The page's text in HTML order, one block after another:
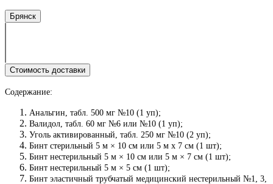
Брянск
Стоимость доставки
Содержание:
Анальгин, табл. 500 мг №10 (1 уп);
Валидол, табл. 60 мг №6 или №10 (1 уп);
Уголь активированный, табл. 250 мг №10 (2 уп);
Бинт стерильный 5 м × 10 см или 5 м x 7 см (1 шт);
Бинт нестерильный 5 м × 10 см или 5 м × 7 см (1 шт);
Бинт нестерильный 5 м × 5 см (1 шт);
Бинт эластичный трубчатый медицинский нестерильный №1, 3,